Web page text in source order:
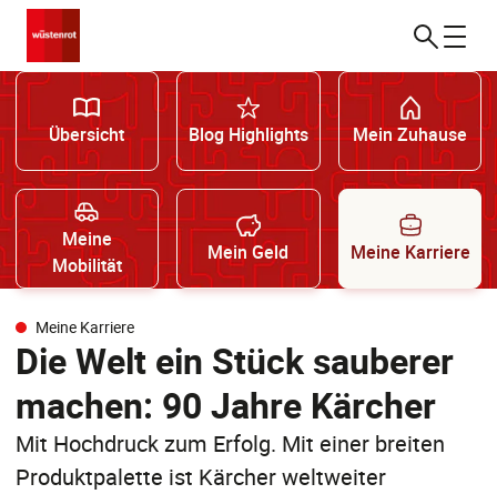
Übersicht Blog Highlights Mein Zuhause
Meine
Mobilität
Mein Geld Meine Karriere
Meine Karriere
Die Welt ein Stück sauberer
machen: 90 Jahre Kärcher
Mit Hochdruck zum Erfolg. Mit einer breiten
Produktpalette ist Kärcher weltweiter